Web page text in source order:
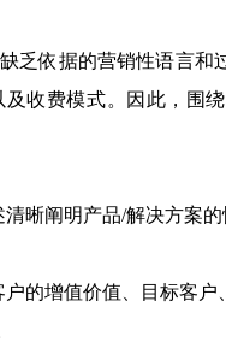
乏依据的营销性语言和
收费模式。因此，围
晰阐明产品/解决方案的
的增值价值、目标客